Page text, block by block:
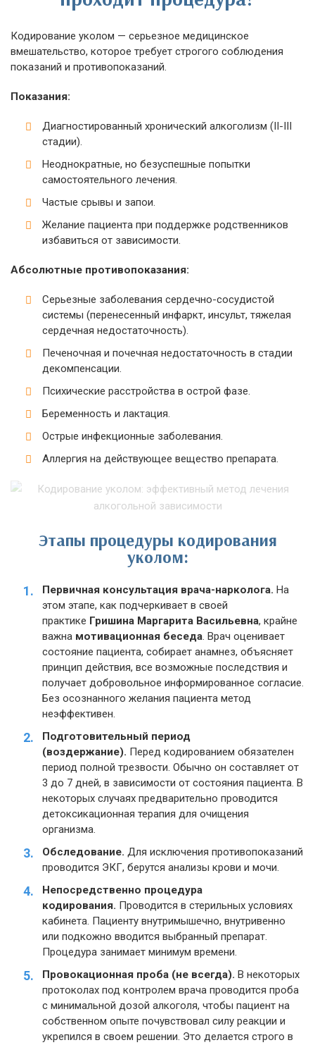
Кодирование уколом — серьезное медицинское
вмешательство, которое требует строгого соблюдения
показаний и противопоказаний.
Показания:
Диагностированный хронический алкоголизм (II-III
стадии).
Неоднократные, но безуспешные попытки
самостоятельного лечения.
Частые срывы и запои.
Желание пациента при поддержке родственников
избавиться от зависимости.
Абсолютные противопоказания:
Серьезные заболевания сердечно-сосудистой
системы (перенесенный инфаркт, инсульт, тяжелая
сердечная недостаточность).
Печеночная и почечная недостаточность в стадии
декомпенсации.
Психические расстройства в острой фазе.
Беременность и лактация.
Острые инфекционные заболевания.
Аллергия на действующее вещество препарата.
Этапы процедуры кодирования
уколом:
Первичная консультация врача-нарколога. На
этом этапе, как подчеркивает в своей
практике Гришина Маргарита Васильевна, крайне
важна мотивационная беседа. Врач оценивает
состояние пациента, собирает анамнез, объясняет
принцип действия, все возможные последствия и
получает добровольное информированное согласие.
Без осознанного желания пациента метод
неэффективен.
Подготовительный период
(воздержание). Перед кодированием обязателен
период полной трезвости. Обычно он составляет от
3 до 7 дней, в зависимости от состояния пациента. В
некоторых случаях предварительно проводится
детоксикационная терапия для очищения
организма.
Обследование. Для исключения противопоказаний
проводится ЭКГ, берутся анализы крови и мочи.
Непосредственно процедура
кодирования. Проводится в стерильных условиях
кабинета. Пациенту внутримышечно, внутривенно
или подкожно вводится выбранный препарат.
Процедура занимает минимум времени.
Провокационная проба (не всегда). В некоторых
протоколах под контролем врача проводится проба
с минимальной дозой алкоголя, чтобы пациент на
собственном опыте почувствовал силу реакции и
укрепился в своем решении. Это делается строго в